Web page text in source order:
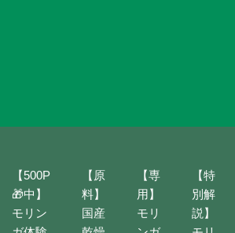
【500P
🎁中】
モリン
【原
料】
国産
【専
用】
モリ
【特
別解
説】